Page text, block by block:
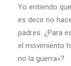
Yo entiendo
es decir no
padres. ¿Para
el movimiento
no la guerra»?